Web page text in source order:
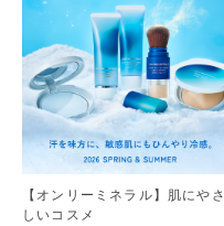
【オンリーミネラル】肌にやさ
しいコスメ